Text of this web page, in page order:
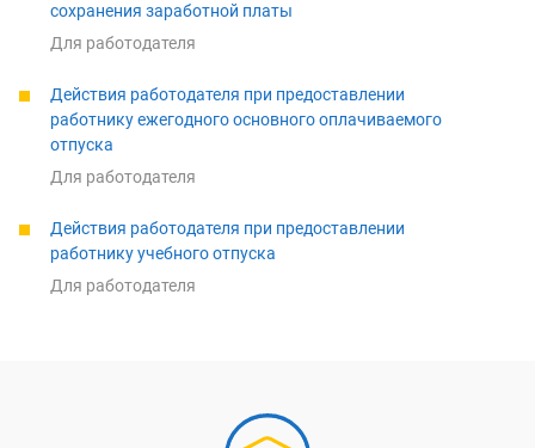
сохранения заработной платы
Для работодателя
Действия работодателя при предоставлении
работнику ежегодного основного оплачиваемого
отпуска
Для работодателя
Действия работодателя при предоставлении
работнику учебного отпуска
Для работодателя